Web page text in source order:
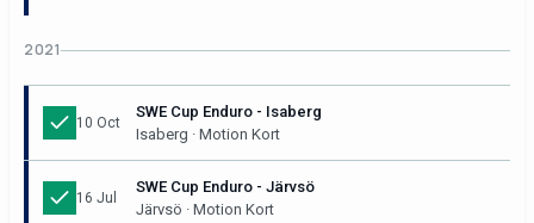
2021
10 Oct
SWE Cup Enduro - Isaberg
Isaberg · Motion Kort
16 Jul
SWE Cup Enduro - Järvsö
Järvsö · Motion Kort